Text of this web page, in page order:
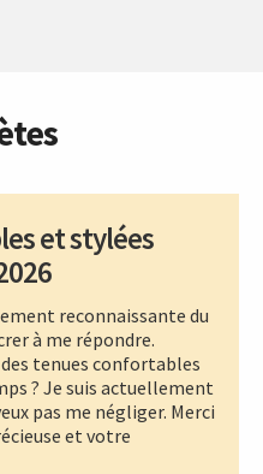
et stylées
reconnaissante du
à me répondre.
tenues confortables
? Je suis actuellement
pas me négliger. Merci
et votre